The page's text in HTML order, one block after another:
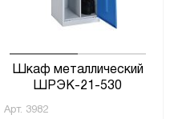
Шкаф металлический
ШРЭК-21-530
Арт. 3982